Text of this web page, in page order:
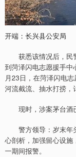
开端：长兴县公安局
获悉该情况后，民
到菏泽闪电志愿援手中
月23日，在菏泽闪电
河流截流、抽水打捞，
现时，涉案茅台酒已
警方领导：岁末年
心剖析，加强留心设
一期间报警。